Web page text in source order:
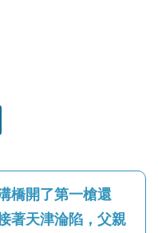
橋開了第一槍還
著天津淪陷，父親